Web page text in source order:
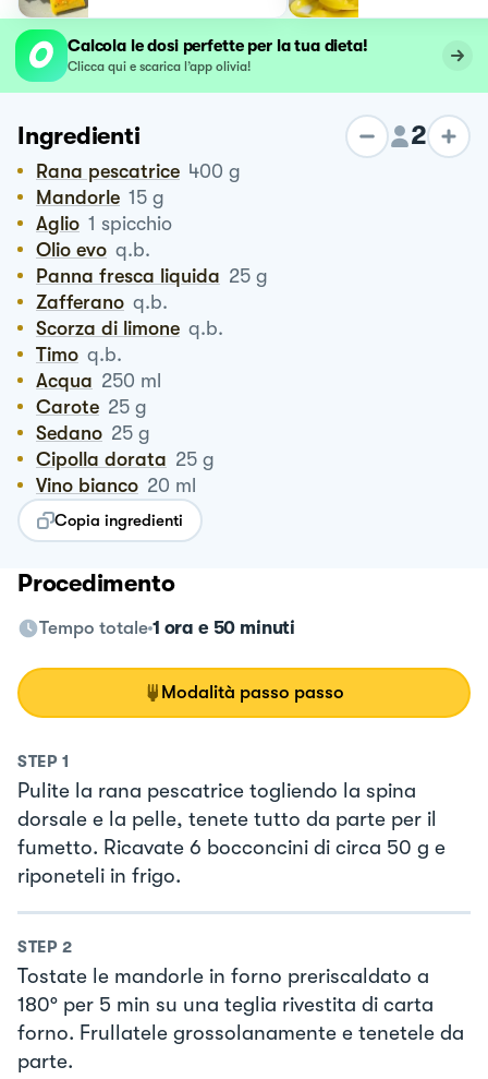
Calcola le dosi perfette per la tua dieta!
Clicca qui e scarica l’app olivia!
Ingredienti 2
Rana pescatrice 400 g
Mandorle 15 g
Aglio 1 spicchio
Olio evo q.b.
Panna fresca liquida 25 g
Zafferano q.b.
Scorza di limone q.b.
Timo q.b.
Acqua 250 ml
Carote 25 g
Sedano 25 g
Cipolla dorata 25 g
vino bianco 20 ml
Copia ingredienti
Procedimento
Tempo totale 1 ora e 50 minuti
Modalità passo passo
STEP 1
Pulite la rana pescatrice togliendo la spina
dorsale e la pelle, tenete tutto da parte per il
fumetto. Ricavate 6 bocconcini di circa 50 g e
riponeteli in frigo.
STEP 2
Tostate le mandorle in forno preriscaldato a
180° per 5 min su una teglia rivestita di carta
forno. Frullatele grossolanamente e tenetele da
parte.